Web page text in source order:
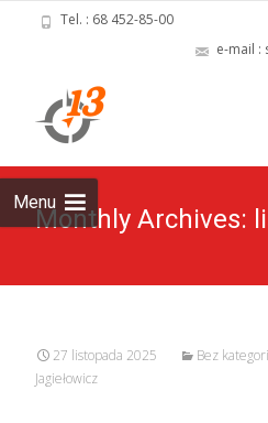
Tel. : 68 452-85-00
e-mail :
Menu
Monthly Archives:
27 listopada 2025 Bez
Jagiełowicz